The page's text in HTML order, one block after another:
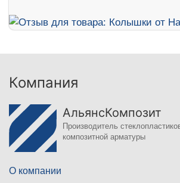
Компания
АльянсКомпозит
Производитель
композитной арматуры
О компании